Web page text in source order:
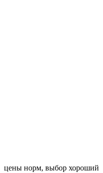
цены норм, выбор хороший